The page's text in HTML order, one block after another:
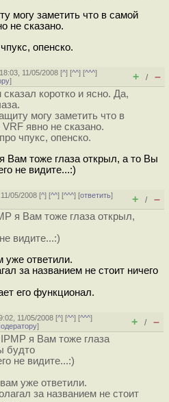
могу заметить что в самой
не сказано.
опенско.
11/05/2008 [^] [^^] [^^^]
] + / –
коротко и ясно. Да,
могу заметить что в
явно не сказано.
чпукс, опенско.
Вам тоже глаза открыл, а то Вы
не видите...:)
05/2008 [^] [^^] [^^^] [ответить]
+ / –
я Вам тоже глаза открыл,
видите...:)
уже ответили.
за названием не стоит ничего
его функционал.
11/05/2008 [^] [^^] [^^^]
] + / –
я Вам тоже глаза
будто
не видите...:)
уже ответили.
за названием не стоит